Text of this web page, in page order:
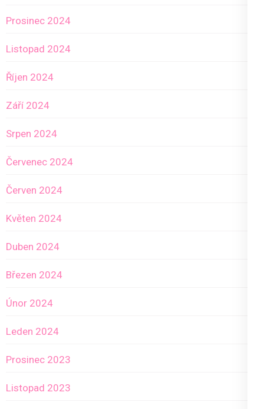
Prosinec 2024
Listopad 2024
Říjen 2024
Září 2024
Srpen 2024
Červenec 2024
Červen 2024
Květen 2024
Duben 2024
Březen 2024
Únor 2024
Leden 2024
Prosinec 2023
Listopad 2023